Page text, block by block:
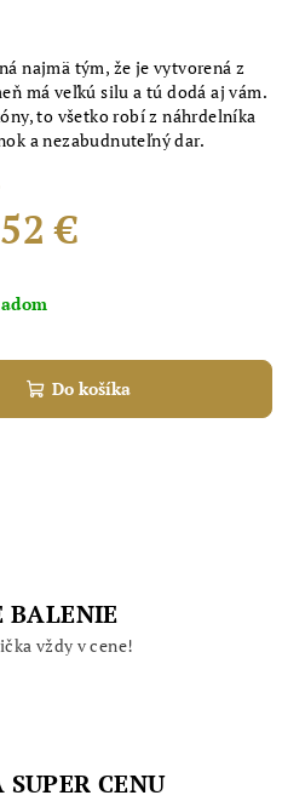
najmä tým, že je vytvorená z
má veľkú silu a tú dodá aj vám.
to všetko robí z náhrdelníka
a nezabudnuteľný dar.
€
Do košíka
BALENIE
vždy v cene!
CENU